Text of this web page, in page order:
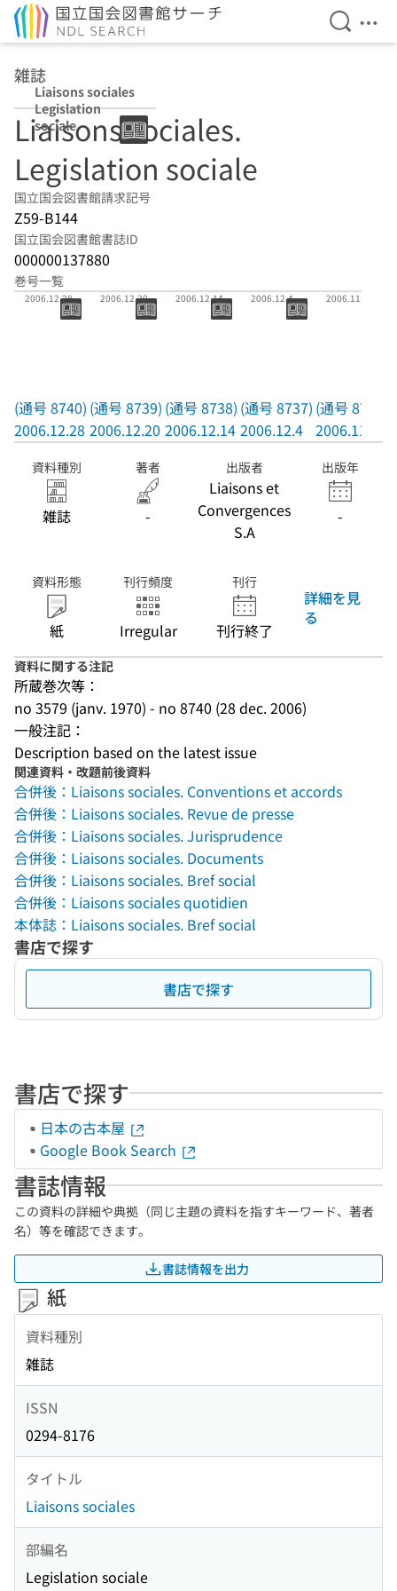
検索を
メ
雑誌
Liaisons sociales
Legislation
sociale
Liaisons sociales.
Legislation sociale
国立国会図書館請求記号
Z59-B144
国立国会図書館書誌ID
000000137880
巻号一覧
(通号 8740)
2006.12.28
(通号 8740)
2006.12.28
2006.12.20
(通号 8739)
2006.12.20
2006.12.14
(通号 8738)
2006.12.14
2006.12.4
(通号 8737)
2006.12.4
2006.11.29
(通号 8736)
2006.11.29
資料種別
雑誌
著者
-
出版者
Liaisons et
Convergences
S.A
出版年
-
資料形態
紙
刊行頻度
Irregular
刊行
刊行終了
詳細を見
る
資料に関する注記
所蔵巻次等：
no 3579 (janv. 1970) - no 8740 (28 dec. 2006)
一般注記：
Description based on the latest issue
関連資料・改題前後資料
合併後：Liaisons sociales. Conventions et accords
合併後：Liaisons sociales. Revue de presse
合併後：Liaisons sociales. Jurisprudence
合併後：Liaisons sociales. Documents
合併後：Liaisons sociales. Bref social
合併後：Liaisons sociales quotidien
本体誌：Liaisons sociales. Bref social
書店で探す
書店で探す
書店で探す
日本の古本屋
Google Book Search
書誌情報
この資料の詳細や典拠（同じ主題の資料を指すキーワード、著者
名）等を確認できます。
書誌情報を出力
紙
資料種別
雑誌
ISSN
0294-8176
タイトル
Liaisons sociales
部編名
Legislation sociale